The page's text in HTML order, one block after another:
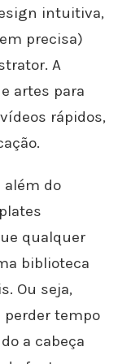
intuitiva,
precisa)
A
artes para
rápidos,
além do
qualquer
biblioteca
Ou seja,
tempo
a cabeça